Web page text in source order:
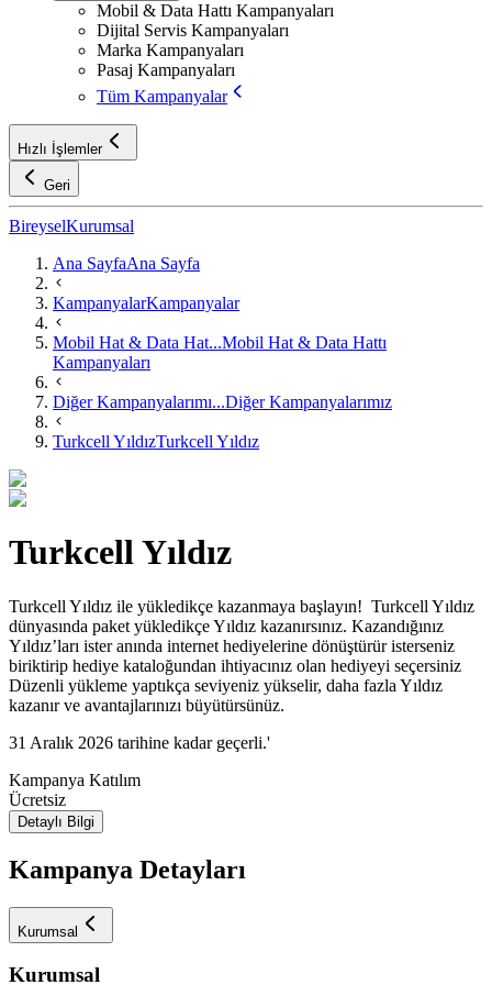
Mobil & Data Hattı Kampanyaları
Dijital Servis Kampanyaları
Marka Kampanyaları
Pasaj Kampanyaları
Tüm Kampanyalar
Hızlı İşlemler
Geri
BireyselKurumsal
Ana SayfaAna Sayfa
KampanyalarKampanyalar
Mobil Hat & Data Hat...Mobil Hat & Data Hattı
Kampanyaları
Diğer Kampanyalarımı...Diğer Kampanyalarımız
Turkcell YıldızTurkcell Yıldız
Turkcell Yıldız
​Turkcell Yıldız ile yükledikçe kazanmaya başlayın! Turkcell Yıldız
dünyasında paket yükledikçe Yıldız kazanırsınız. Kazandığınız
Yıldız’ları ister anında internet hediyelerine dönüştürür isterseniz
biriktirip hediye kataloğundan ihtiyacınız olan hediyeyi seçersiniz
Düzenli yükleme yaptıkça seviyeniz yükselir, daha fazla Yıldız
kazanır ve avantajlarınızı büyütürsünüz.
31 Aralık 2026 tarihine kadar geçerli.'
Kampanya Katılım
Ücretsiz
Detaylı Bilgi
Kampanya Detayları
Kurumsal
Kurumsal